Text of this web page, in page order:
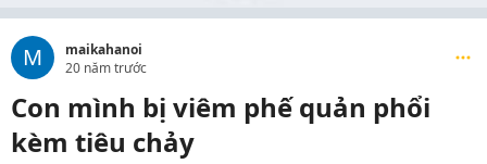
M
maikahanoi
20 năm trước
Con mình bị viêm phế quản phổi
kèm tiêu chảy